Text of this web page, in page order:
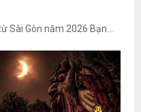
Sài Gòn năm 2026 Bạn...